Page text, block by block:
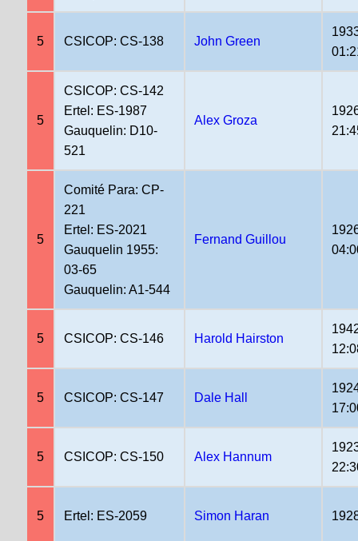
5 CSICOP: CS-138 John Green
5
CSICOP: CS-142
Ertel: ES-1987
Gauquelin: D10-
521
Alex Groza
5
Comité Para: CP-
221
Ertel: ES-2021
Gauquelin 1955:
03-65
Gauquelin: A1-544
Fernand Guillou
5 CSICOP: CS-146 Harold Hairston
5 CSICOP: CS-147 Dale Hall
5 CSICOP: CS-150 Alex Hannum
5 Ertel: ES-2059 Simon Haran